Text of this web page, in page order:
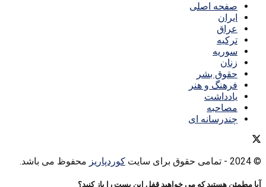
صفحه اصلی
ایران
عراق
ترکیه
سوریه
زنان
حقوق بشر
فرهنگ و هنر
یادداشت
مصاحبه
چندرسانه ای
© 2024 - تمامی حقوق برای سایت کوردپاریز محفوظ می باشد.
آیا مطمئن هستید که می خواهید قفل این پست را باز کنید؟